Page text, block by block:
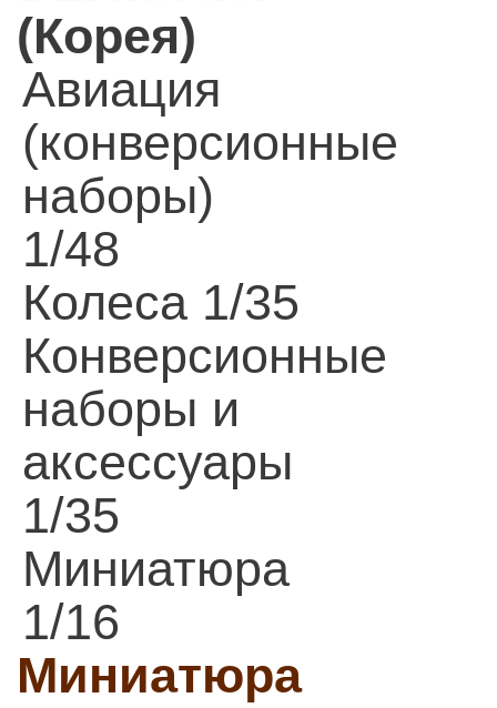
(Корея)
Авиация
(конверсионные
наборы)
1/48
Колеса 1/35
Конверсионные
наборы и
аксессуары
1/35
Миниатюра
1/16
Миниатюра